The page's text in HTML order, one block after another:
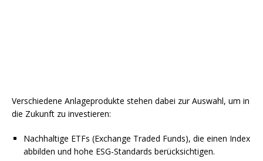
Verschiedene Anlageprodukte stehen dabei zur Auswahl, um in
die Zukunft zu investieren:
Nachhaltige ETFs (Exchange Traded Funds), die einen Index
abbilden und hohe ESG-Standards berücksichtigen.